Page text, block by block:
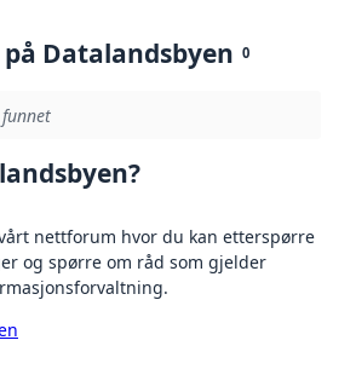
Datalandsbyen 0
nettforum hvor du kan etterspørre
og spørre om råd som gjelder